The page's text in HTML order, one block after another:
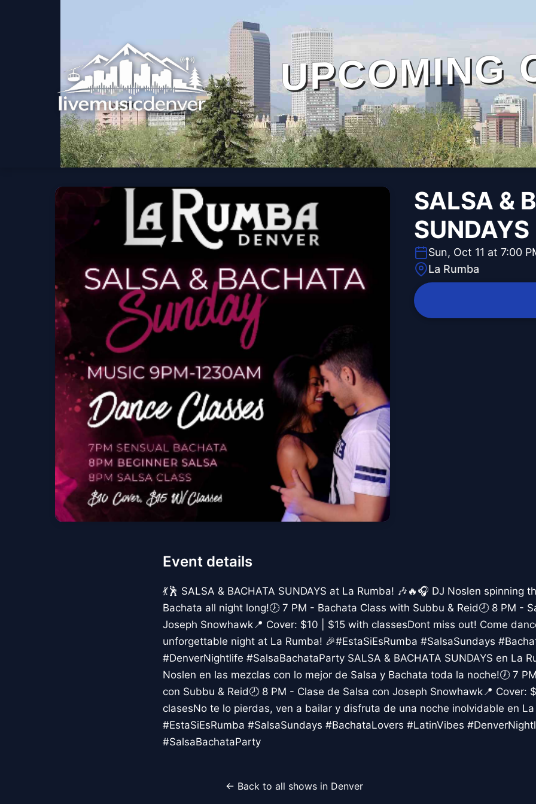
UPCOMING
SALSA &
SUNDAYS
Sun, Oct 11 at 7:00
La Rumba
Event details
💃🕺 SALSA & BACHATA SUNDAYS at La Rumba! 🎶🔥🎧 DJ Noslen spinning
Bachata all night long!🕖 7 PM - Bachata Class with Subbu & Reid🕗 8 PM -
Joseph Snowhawk📍 Cover: $10 | $15 with classesDont miss out! Come
unforgettable night at La Rumba! 🎉#EstaSiEsRumba #SalsaSundays
#DenverNightlife #SalsaBachataParty SALSA & BACHATA SUNDAYS en La
Noslen en las mezclas con lo mejor de Salsa y Bachata toda la noche!🕖 7
con Subbu & Reid🕗 8 PM - Clase de Salsa con Joseph Snowhawk📍 Cover:
clasesNo te lo pierdas, ven a bailar y disfruta de una noche inolvidable en La
#EstaSiEsRumba #SalsaSundays #BachataLovers #LatinVibes
#SalsaBachataParty
← Back to all shows in Denver